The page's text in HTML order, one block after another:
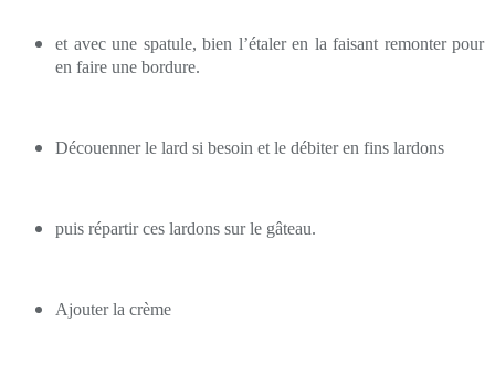
et avec une spatule, bien l’étaler en la faisant remonter pour
en faire une bordure.
Découenner le lard si besoin et le débiter en fins lardons
puis répartir ces lardons sur le gâteau.
Ajouter la crème